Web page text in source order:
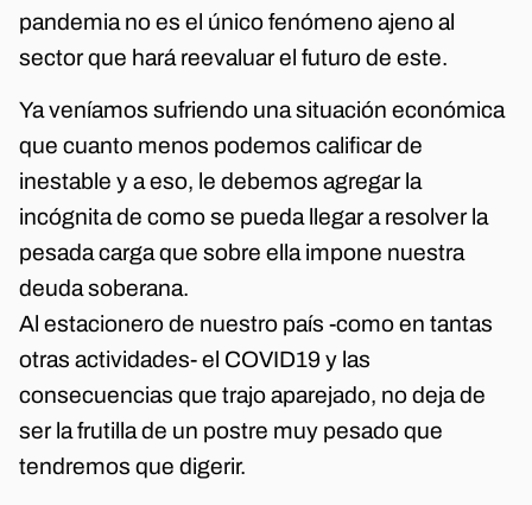
pandemia no es el único fenómeno ajeno al
sector que hará reevaluar el futuro de este.
Ya veníamos sufriendo una situación económica
que cuanto menos podemos calificar de
inestable y a eso, le debemos agregar la
incógnita de como se pueda llegar a resolver la
pesada carga que sobre ella impone nuestra
deuda soberana.
Al estacionero de nuestro país -como en tantas
otras actividades- el COVID19 y las
consecuencias que trajo aparejado, no deja de
ser la frutilla de un postre muy pesado que
tendremos que digerir.